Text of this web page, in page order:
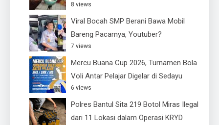
8 views
Viral Bocah SMP Berani Bawa Mobil
Bareng Pacarnya, Youtuber?
7 views
Mercu Buana Cup 2026, Turnamen Bola
Voli Antar Pelajar Digelar di Sedayu
6 views
Polres Bantul Sita 219 Botol Miras Ilegal
dari 11 Lokasi dalam Operasi KRYD